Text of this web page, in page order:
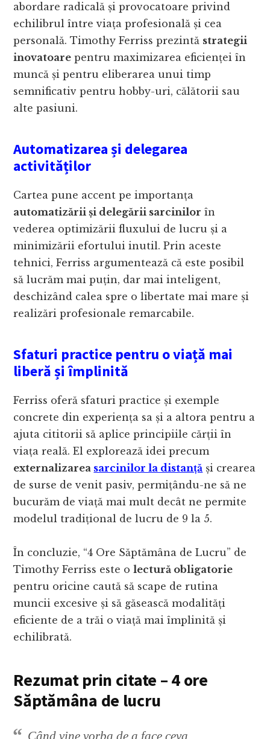
abordare radicală și provocatoare privind
echilibrul între viața profesională și cea
personală. Timothy Ferriss prezintă strategii
inovatoare pentru maximizarea eficienței în
muncă și pentru eliberarea unui timp
semnificativ pentru hobby-uri, călătorii sau
alte pasiuni.
Automatizarea și delegarea
activităților
Cartea pune accent pe importanța
automatizării și delegării sarcinilor în
vederea optimizării fluxului de lucru și a
minimizării efortului inutil. Prin aceste
tehnici, Ferriss argumentează că este posibil
să lucrăm mai puțin, dar mai inteligent,
deschizând calea spre o libertate mai mare și
realizări profesionale remarcabile.
Sfaturi practice pentru o viață mai
liberă și împlinită
Ferriss oferă sfaturi practice și exemple
concrete din experiența sa și a altora pentru a
ajuta cititorii să aplice principiile cărții în
viața reală. El explorează idei precum
externalizarea sarcinilor la distanță și crearea
de surse de venit pasiv, permițându-ne să ne
bucurăm de viață mai mult decât ne permite
modelul tradițional de lucru de 9 la 5.
În concluzie, “4 Ore Săptămâna de Lucru” de
Timothy Ferriss este olectură obligatorie
pentru oricine caută să scape de rutina
muncii excesive și să găsească modalități
eficiente de a trăi o viață mai împlinită și
echilibrată.
Rezumat prin citate – 4 ore
Săptămâna de lucru
Când vine vorba de a face ceva